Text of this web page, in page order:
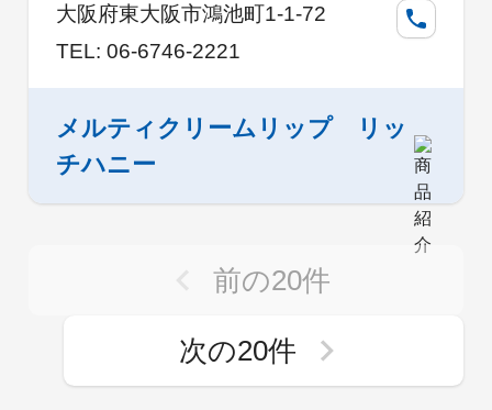
大阪府東大阪市鴻池町1-1-72
TEL: 06-6746-2221
メルティクリームリップ リッ
チハニー
前の20件
次の20件